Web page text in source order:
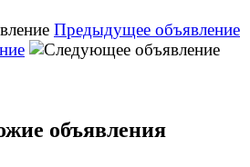
Предыдущее объявление
объявления